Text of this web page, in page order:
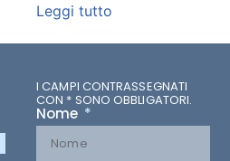
Leggi tutto
I CAMPI CONTRASSEGNATI
CON * SONO OBBLIGATORI.
Nome